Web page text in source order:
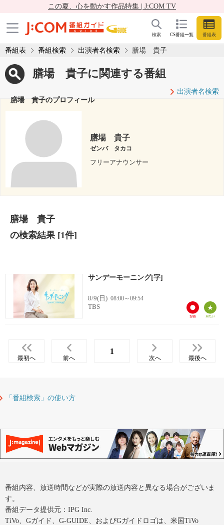
この夏、心を動かす作品特集 | J:COM TV
CS番組一覧 番組表
検索
番組表 番組検索 出演者名検索 膳場 貴子
膳場 貴子に関連する番組
出演者名検索
膳場 貴子のプロフィール
膳場 貴子
ゼンバ タカコ
フリーアナウンサー
膳場 貴子
の検索結果[1件]
サンデーモーニング[字]
8/9(日) 08:00～09:54
TBS
最初へ 前へ
1
次へ 最後へ
「番組検索」の使い方
番組内容、放送時間などが実際の放送内容と異なる場合がございま
す。
番組データ提供元：IPG Inc.
TiVo、Gガイド、G-GUIDE、およびGガイドロゴは、米国TiVo